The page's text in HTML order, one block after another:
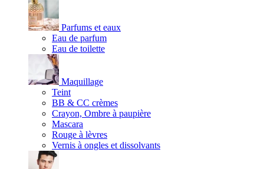
Parfums et eaux
Eau de parfum
Eau de toilette
Maquillage
Teint
BB & CC crèmes
Crayon, Ombre à paupière
Mascara
Rouge à lèvres
Vernis à ongles et dissolvants